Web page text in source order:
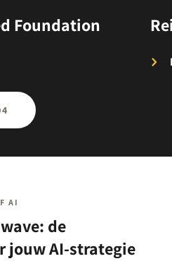
Foundation
AI
de
jouw AI-strategie